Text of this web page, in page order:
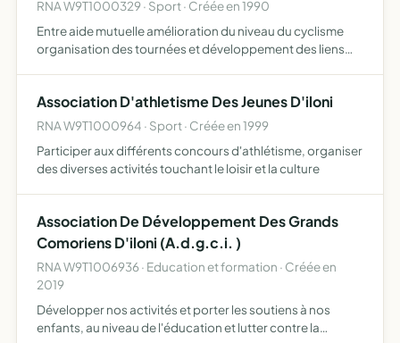
RNA W9T1000329 · Sport · Créée en 1990
Entre aide mutuelle amélioration du niveau du cyclisme
organisation des tournées et développement des liens
Association D'athletisme Des Jeunes D'iloni
RNA W9T1000964 · Sport · Créée en 1999
Participer aux différents concours d'athlétisme, organiser
des diverses activités touchant le loisir et la culture
Association De Développement Des Grands
Comoriens D'iloni (A.d.g.c.i. )
RNA W9T1006936 · Education et formation · Créée en
2019
Développer nos activités et porter les soutiens à nos
enfants, au niveau de l'éducation et lutter contre la